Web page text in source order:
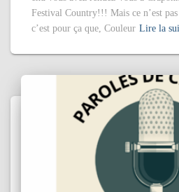
Festival Country!!! Mais ce n’est
c’est pour ça que, Couleur Lire la